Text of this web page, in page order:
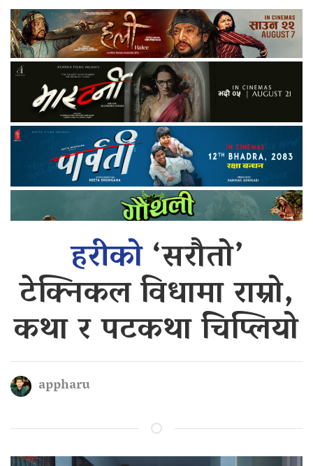
हरीको‘सरौतो’
टेक्निकल विधामा राम्रो,
कथा र पटकथा चिप्लियो
appharu